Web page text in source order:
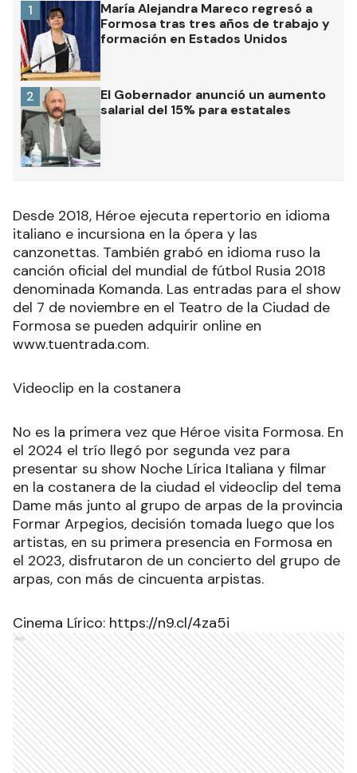
María Alejandra Mareco regresó a
Formosa tras tres años de trabajo y
formación en Estados Unidos
1
El Gobernador anunció un aumento
salarial del 15% para estatales
2
Desde 2018, Héroe ejecuta repertorio en idioma
italiano e incursiona en la ópera y las
canzonettas. También grabó en idioma ruso la
canción oficial del mundial de fútbol Rusia 2018
denominada Komanda. Las entradas para el show
del 7 de noviembre en el Teatro de la Ciudad de
Formosa se pueden adquirir online en
www.tuentrada.com.
Videoclip en la costanera
No es la primera vez que Héroe visita Formosa. En
el 2024 el trío llegó por segunda vez para
presentar su show Noche Lírica Italiana y filmar
en la costanera de la ciudad el videoclip del tema
Dame más junto al grupo de arpas de la provincia
Formar Arpegios, decisión tomada luego que los
artistas, en su primera presencia en Formosa en
el 2023, disfrutaron de un concierto del grupo de
arpas, con más de cincuenta arpistas.
Cinema Lírico: https://n9.cl/4za5i
Ads